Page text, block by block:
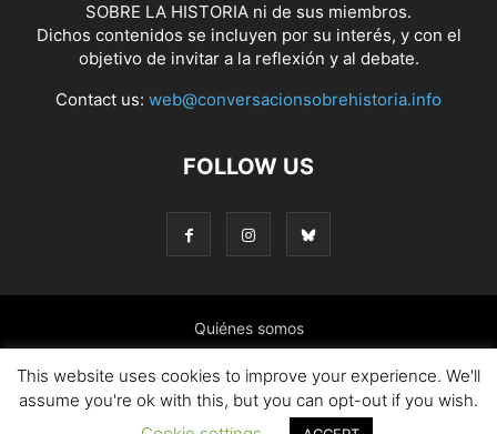
SOBRE LA HISTORIA ni de sus miembros.
Dichos contenidos se incluyen por su interés, y con el
objetivo de invitar a la reflexión y al debate.
Contact us: web@conversacionsobrehistoria.info
FOLLOW US
Quiénes somos
Presentación: El ánimo y las ideas que nos mueven
Colaborar en el blog Contacto Política de cookies
This website uses cookies to improve your experience. We'll
assume you're ok with this, but you can opt-out if you wish.